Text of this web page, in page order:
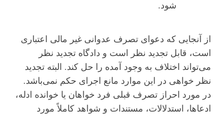
شود.
از آنجایی که دعوای تصرف عدوانی غیر مالی اعتباری
است، قابل تجدید نظر است و دادگاه تجدید نظر
می‌تواند اختلاف به وجود آمده را حل کند. البته تجدید
نظر خواهی در این موارد مانع اجرای حکم نمی‌باشد.
در مورد احراز تصرف قبلی فرد خواهان یا خوانده ادله،
ادعاها، استدلالات، مستندات و شواهد کاملاً مورد